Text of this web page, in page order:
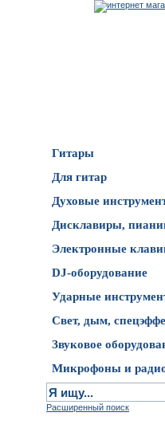
Гитары
Для гитар
Духовые
Дисклавиры,
Электронные
DJ-оборудование
Ударные
Свет, дым,
Звуковое
Микрофоны и
Расширенный поиск